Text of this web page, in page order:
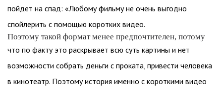
пойдет на спад: «Любому фильму не очень выгодно
спойлерить с помощью коротких видео.
Поэтому такой формат менее предпочтителен, потому
что по факту это раскрывает всю суть картины и нет
возможности собрать деньги с проката, привести человека
в кинотеатр. Поэтому история именно с короткими видео